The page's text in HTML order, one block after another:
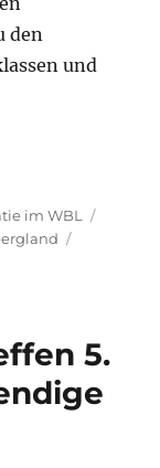
den
und
„Torten der
im WBL
5.